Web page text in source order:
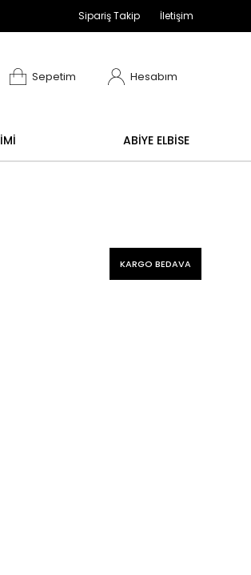
Abiye
Sipariş Takip İletişim
Sepetim Hesabım
ABİYE ELBİSE
KARGO BEDAVA